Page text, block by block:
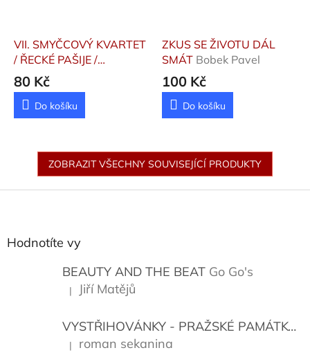
VII. SMYČCOVÝ KVARTET
/ ŘECKÉ PAŠIJE /
ARIADNA (SCÉNY)
Martinů Bohuslav
80 Kč
Do košíku
ZKUS SE ŽIVOTU DÁL
SMÁT Bobek Pavel
100 Kč
Do košíku
ZOBRAZIT VŠECHNY SOUVISEJÍCÍ PRODUKTY
Hodnotíte vy
BEAUTY AND THE BEAT Go Go's
Hodnocení produktu je 5 z 5 hvězdiček.
| Jiří Matějů
VYSTŘIHOVÁNKY - PRAŽSKÉ PAMÁTKY
Hodnocení produktu je 5 z 5 hvězdiček.
| roman sekanina